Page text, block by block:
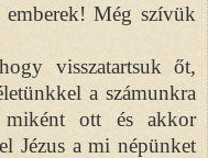
Még szívük
visszatartsuk őt,
a számunkra
miként ott és akkor
Jézus a mi népünket